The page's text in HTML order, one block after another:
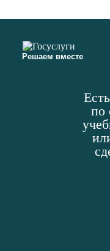
Решаем вместе
по